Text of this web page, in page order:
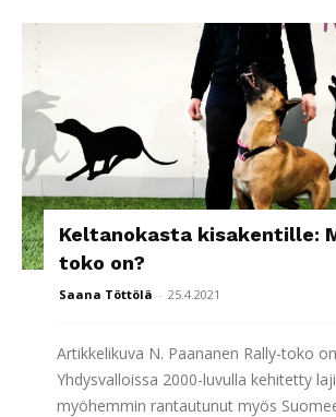
Keltanokasta kisakentille:
toko on?
Saana Töttölä - 25.4.2021
Artikkelikuva N. Paananen Rally-toko on
Yhdysvalloissa 2000-luvulla kehitetty
myöhemmin rantautunut myös